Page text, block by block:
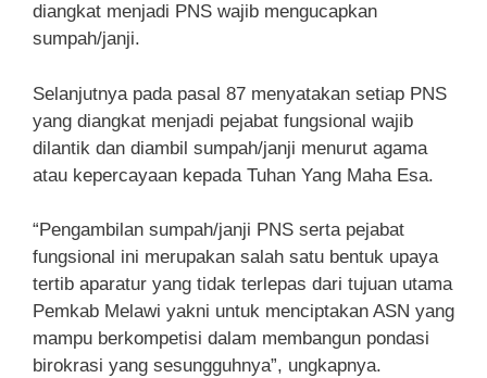
diangkat menjadi PNS wajib mengucapkan
sumpah/janji.
Selanjutnya pada pasal 87 menyatakan setiap PNS
yang diangkat menjadi pejabat fungsional wajib
dilantik dan diambil sumpah/janji menurut agama
atau kepercayaan kepada Tuhan Yang Maha Esa.
“Pengambilan sumpah/janji PNS serta pejabat
fungsional ini merupakan salah satu bentuk upaya
tertib aparatur yang tidak terlepas dari tujuan utama
Pemkab Melawi yakni untuk menciptakan ASN yang
mampu berkompetisi dalam membangun pondasi
birokrasi yang sesungguhnya”, ungkapnya.